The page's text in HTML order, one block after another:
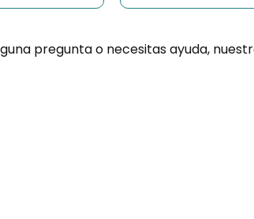
pregunta o necesitas ayuda,